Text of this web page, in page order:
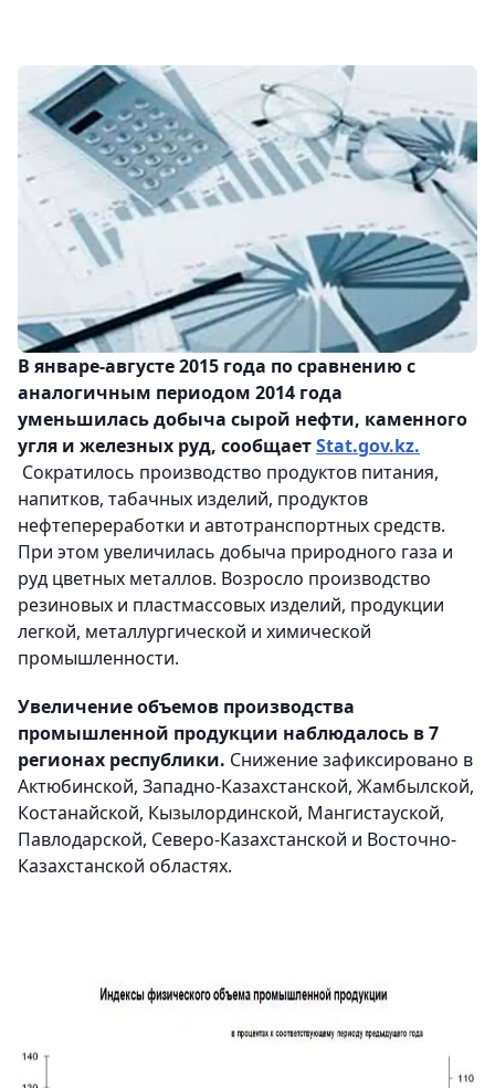
В январе-августе 2015 года по сравнению с
аналогичным периодом 2014 года
уменьшилась добыча сырой нефти, каменного
угля и железных руд, сообщаетStat.gov.kz.
Сократилось производство продуктов питания,
напитков, табачных изделий, продуктов
нефтепереработки и автотранспортных средств.
При этом увеличилась добыча природного газа и
руд цветных металлов. Возросло производство
резиновых и пластмассовых изделий, продукции
легкой, металлургической и химической
промышленности.
Увеличение объемов производства
промышленной продукции наблюдалось в 7
регионах республики. Снижение зафиксировано в
Актюбинской, Западно-Казахстанской, Жамбылской,
Костанайской, Кызылординской, Мангистауской,
Павлодарской, Северо-Казахстанской и Восточно-
Казахстанской областях.